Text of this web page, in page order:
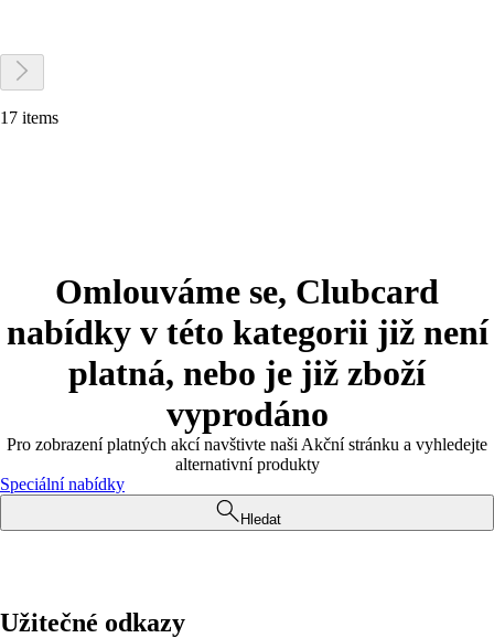
17 items
Omlouváme se, Clubcard
nabídky v této kategorii již není
platná, nebo je již zboží
vyprodáno
Pro zobrazení platných akcí navštivte naši Akční stránku a vyhledejte
alternativní produkty
Speciální nabídky
Hledat
Užitečné odkazy